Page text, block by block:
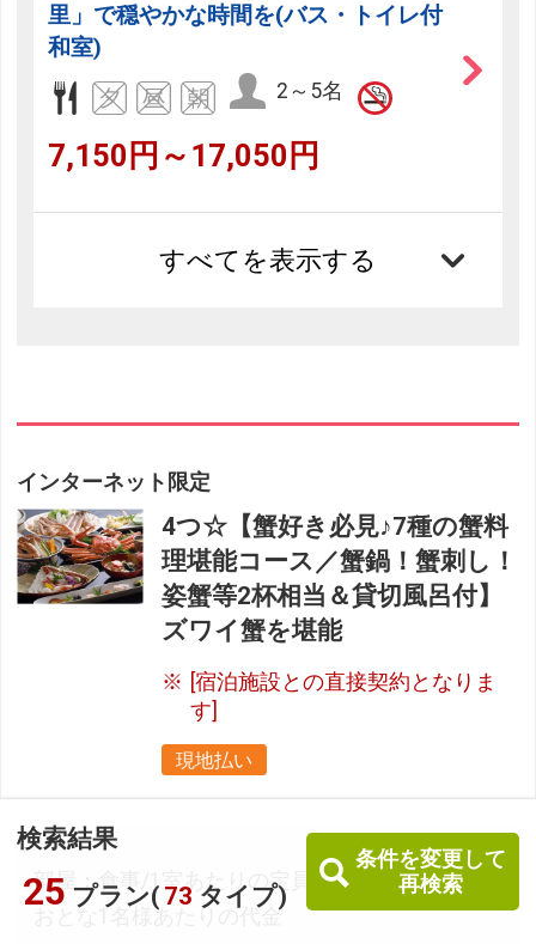
検索結果
25 プラン( 73 タイプ)
条件を変更して
再検索
里」で穏やかな時間を(バス・トイレ付
和室)
2～5名
7,150円～17,050円
すべてを表示する
インターネット限定
4つ☆【蟹好き必見♪7種の蟹料
理堪能コース／蟹鍋！蟹刺し！
姿蟹等2杯相当＆貸切風呂付】
ズワイ蟹を堪能
[宿泊施設との直接契約となりま
す]
現地払い
部屋：食事/1室あたりの定員
おとな1名様あたりの代金